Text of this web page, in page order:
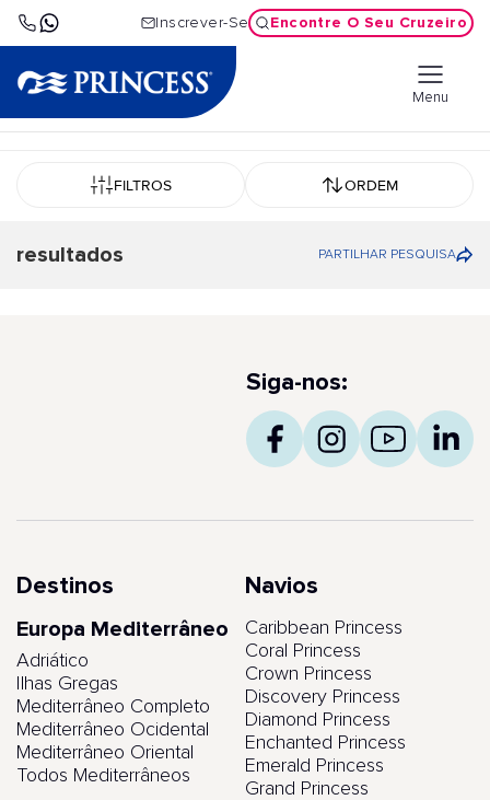
Inscrever-Se Encontre O Seu Cruzeiro
Menu
FILTROS ORDEM
resultados PARTILHAR PESQUISA
Siga-nos:
Destinos
Europa Mediterrâneo
Adriático
Ilhas Gregas
Mediterrâneo Completo
Mediterrâneo Ocidental
Mediterrâneo Oriental
Todos Mediterrâneos
Navios
Caribbean Princess
Coral Princess
Crown Princess
Discovery Princess
Diamond Princess
Enchanted Princess
Emerald Princess
Grand Princess